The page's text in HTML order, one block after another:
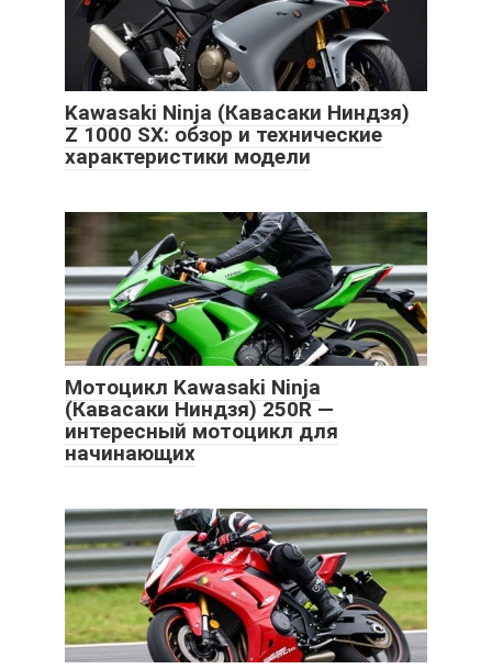
Kawasaki Ninja (Кавасаки Ниндзя)
Z 1000 SX: обзор и технические
характеристики модели
Мотоцикл Kawasaki Ninja
(Кавасаки Ниндзя) 250R —
интересный мотоцикл для
начинающих